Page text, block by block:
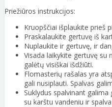
Priežiūros instrukcijos:
Kruopščiai išplaukite prieš
Praskalaukite gertuvę iš
Nuplaukite ir gertuvę, ir
Visada laikykite gertuvę su
galėtų visiškai išdžiūti.
Flomasterių rašalas yra
gali nusiplauti. Spalvas
Suklydus spalvinant
su karštu vandeniu ir